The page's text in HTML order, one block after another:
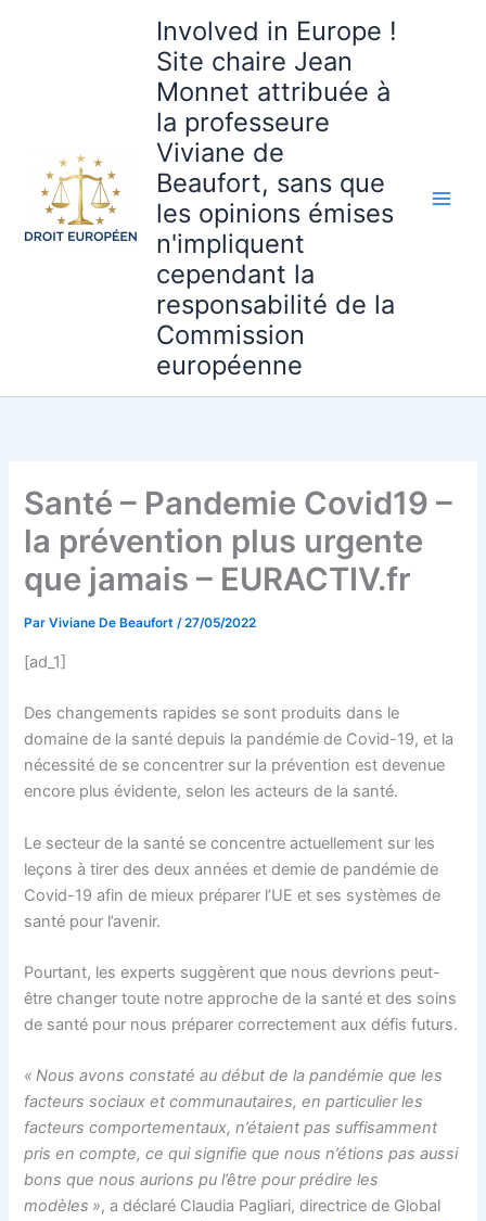
Involved in Europe !
Site chaire Jean
Monnet attribuée à
la professeure
Viviane de
Beaufort, sans que
les opinions émises
n'impliquent
cependant la
responsabilité de la
Commission
européenne
Santé – Pandemie Covid19 –
la prévention plus urgente
que jamais – EURACTIV.fr
ParViviane De Beaufort/27/05/2022
[ad_1]
Des changements rapides se sont produits dans le
domaine de la santé depuis la pandémie de Covid-19, et la
nécessité de se concentrer sur la prévention est devenue
encore plus évidente, selon les acteurs de la santé.
Le secteur de la santé se concentre actuellement sur les
leçons à tirer des deux années et demie de pandémie de
Covid-19 afin de mieux préparer l’UE et ses systèmes de
santé pour l’avenir.
Pourtant, les experts suggèrent que nous devrions peut-
être changer toute notre approche de la santé et des soins
de santé pour nous préparer correctement aux défis futurs.
« Nous avons constaté au début de la pandémie que les
facteurs sociaux et communautaires, en particulier les
facteurs comportementaux, n’étaient pas suffisamment
pris en compte, ce qui signifie que nous n’étions pas aussi
bons que nous aurions pu l’être pour prédire les
modèles », a déclaré Claudia Pagliari, directrice de Global